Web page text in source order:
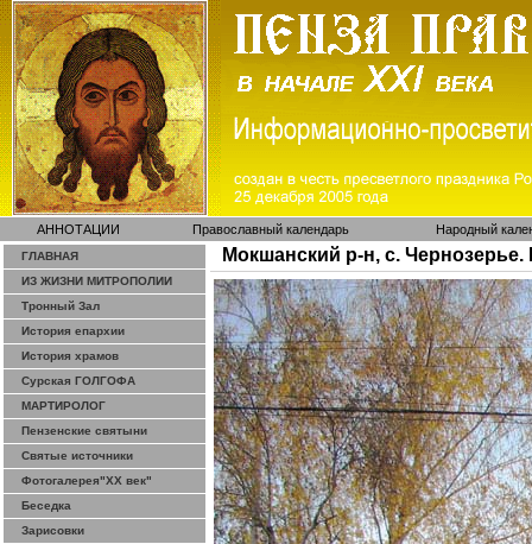
АННОТАЦИИ Православный календарь Народный
ГЛАВНАЯ
ИЗ ЖИЗНИ МИТРОПОЛИИ
Тронный Зал
История епархии
История храмов
Сурская ГОЛГОФА
МАРТИРОЛОГ
Пензенские святыни
Святые источники
Фотогалерея"ХХ век"
Беседка
Зарисовки
Мокшанский р-н, с.